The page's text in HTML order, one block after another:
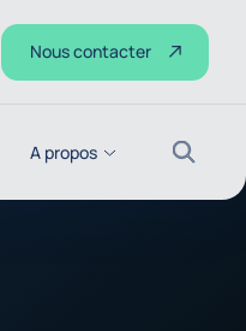
A propos
Nous contacter